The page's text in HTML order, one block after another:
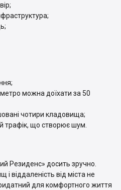
можна доїхати за 50
чотири кладовища;
трафік, що створює шум.
Резиденс» досить зручно.
віддаленість від міста не
для комфортного життя